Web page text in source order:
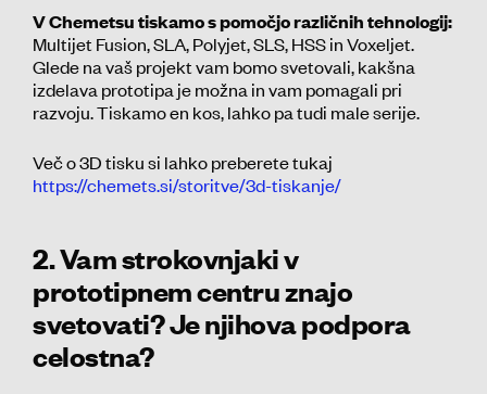
V Chemetsu tiskamo s pomočjo različnih tehnologij:
Multijet Fusion, SLA, Polyjet, SLS, HSS in Voxeljet.
Glede na vaš projekt vam bomo svetovali, kakšna
izdelava prototipa je možna in vam pomagali pri
razvoju. Tiskamo en kos, lahko pa tudi male serije.
Več o 3D tisku si lahko preberete tukaj
https://chemets.si/storitve/3d-tiskanje/
2. Vam strokovnjaki v
prototipnem centru znajo
svetovati? Je njihova podpora
celostna?